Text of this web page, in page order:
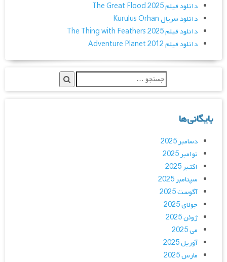
دانلود فیلم The Great Flood 2025
دانلود سریال Kurulus Orhan
دانلود فیلم The Thing with Feathers 2025
دانلود فیلم Adventure Planet 2012
بایگانی‌ها
دسامبر 2025
نوامبر 2025
اکتبر 2025
سپتامبر 2025
آگوست 2025
جولای 2025
ژوئن 2025
می 2025
آوریل 2025
مارس 2025